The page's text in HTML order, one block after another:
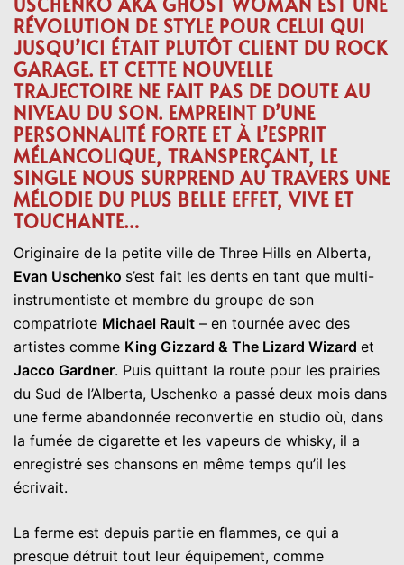
RÉVOLUTION DE STYLE POUR CELUI QUI
JUSQU’ICI ÉTAIT PLUTÔT CLIENT DU ROCK
GARAGE. ET CETTE NOUVELLE
TRAJECTOIRE NE FAIT PAS DE DOUTE AU
NIVEAU DU SON. EMPREINT D’UNE
PERSONNALITÉ FORTE ET À L’ESPRIT
MÉLANCOLIQUE, TRANSPERÇANT, LE
SINGLE NOUS SURPREND AU TRAVERS UNE
MÉLODIE DU PLUS BELLE EFFET, VIVE ET
TOUCHANTE…
Originaire de la petite ville de Three Hills en Alberta,
Evan Uschenko s’est fait les dents en tant que multi-
instrumentiste et membre du groupe de son
compatriote Michael Rault – en tournée avec des
artistes comme King Gizzard & The Lizard Wizard et
Jacco Gardner. Puis quittant la route pour les prairies
du Sud de l’Alberta, Uschenko a passé deux mois dans
une ferme abandonnée reconvertie en studio où, dans
la fumée de cigarette et les vapeurs de whisky, il a
enregistré ses chansons en même temps qu’il les
écrivait.
La ferme est depuis partie en flammes, ce qui a
presque détruit tout leur équipement, comme